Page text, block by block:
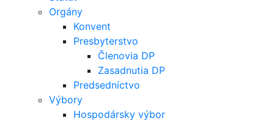
Orgány
Konvent
Presbyterstvo
Členovia DP
Zasadnutia DP
Predsedníctvo
Výbory
Hospodársky výbor